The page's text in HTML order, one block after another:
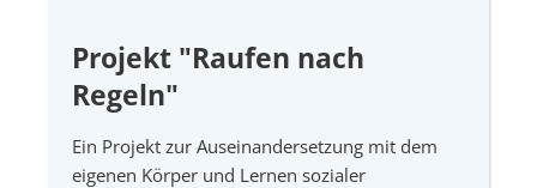
Projekt "Raufen nach
Regeln"
Ein Projekt zur Auseinandersetzung mit dem
eigenen Körper und Lernen sozialer